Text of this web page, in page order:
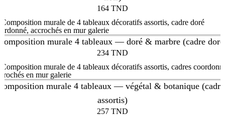
164 TND
murale 4 tableaux — doré & marbre (cadre
234 TND
murale 4 tableaux — végétal & botanique
assortis)
257 TND